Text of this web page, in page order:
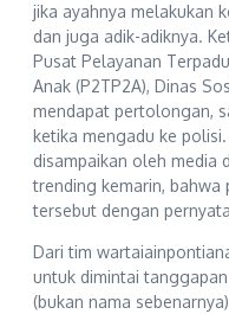
jika ayahnya melakukan
dan juga adik-adiknya.
Pusat Pelayanan
Anak (P2TP2A), Dinas
mendapat pertolongan,
ketika mengadu ke
disampaikan oleh media
trending kemarin, bahwa
tersebut dengan
Dari tim
untuk dimintai
(bukan nama